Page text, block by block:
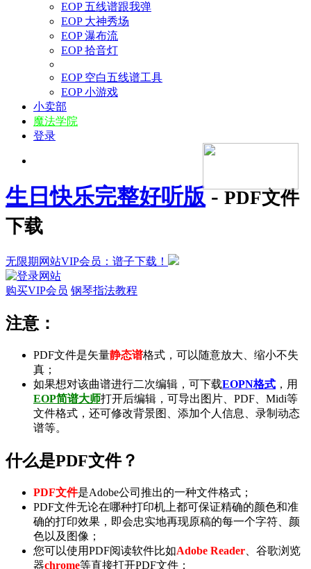
EOP 五线谱跟我弹
EOP 大神秀场
EOP 瀑布流
EOP 拾音灯
EOP 空白五线谱工具
EOP 小游戏
小卖部
魔法学院
登录
生日快乐完整好听版-PDF文件
下载
无限期网站VIP会员：谱子下载！
购买VIP会员 钢琴指法教程
注意：
PDF文件是矢量静态谱格式，可以随意放大、缩小不失
真；
如果想对该曲谱进行二次编辑，可下载EOPN格式 ，用
EOP简谱大师打开后编辑，可导出 图片 PDF Midi等
文件格式，还可修改背景图、添加个人信息、录制 动态
谱等。
什么是PDF文件？
PDF文件是Adobe公司推出的一种文件格式；
PDF文件无论在哪种打印机上都可保证精确的颜色和准
确的打印效果，即会忠实地再现原稿的每一个字符、颜
色以及图像；
您可以使用PDF阅读软件比如Adobe Reader 、谷歌浏览
器chrome等直接打开PDF文件；